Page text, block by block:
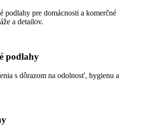
podlahy pre domácnosti a komerčné
a detailov.
podlahy
s dôrazom na odolnosť, hygienu a